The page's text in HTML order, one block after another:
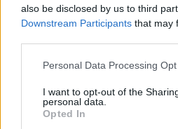
also be disclosed by us to third
Downstream Participants that may
Please note that this website/app
not limited to your visit or usage
grant or deny consent to Google
use your data for below specified
Personal Data Processing
I want to opt-out of the
personal data.
Opted In